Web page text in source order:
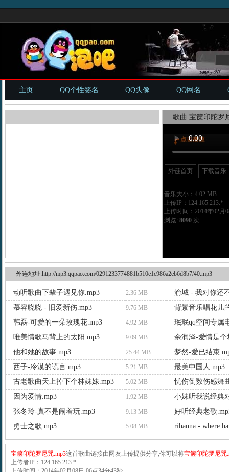
主页 QQ个性签名 QQ头像 QQ网名
歌曲:宝箧印陀罗
外链首页 下载音乐
音乐大小：4.02 MB
上传IP：124.165.213.*
上传时间：2014年02月
浏览: 8090次
外连地址:http://mp3.qqpao.com/0291233774881b510e1c986a2eb6d8b7/40.mp3
动听歌曲下辈子遇见你.mp3 2.36 MB
渝城 - 我对你还
慕容晓晓 - 旧爱新伤.mp3
9.76 MB
背景音乐唱花儿
韩磊-可爱的一朵玫瑰花.mp3
4.92 MB
珉珉qq空间专属
唯美情歌马背上的太阳.mp3
9.09 MB
余润泽-爱情是个
他和她的故事.mp3
25.44 MB
梦然-爱已结束
西子-冷漠的谎言.mp3
5.21 MB
最美中国人.mp3
古老歌曲天上掉下个林妹妹.mp3
5.02 MB
忧伤倒数伤感舞
因为爱情.mp3
1.92 MB
小妹听我说经典
张冬玲-真不是闹着玩.mp3
9.13 MB
好听经典老歌
勇士之歌.mp3
5.08 MB rihanna - where
宝箧印陀罗尼咒.mp3这首歌曲链接由网友上传提供分享,你可以将宝箧印陀罗尼咒
上传者IP：124.165.213.*